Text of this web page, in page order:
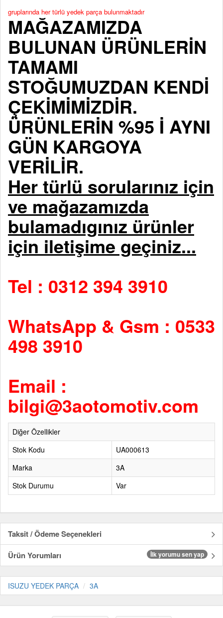
gruplarında her türlü yedek parça bulunmaktadır
MAĞAZAMIZDA
BULUNAN ÜRÜNLERİN
TAMAMI
STOĞUMUZDAN KENDİ
ÇEKİMİMİZDİR.
ÜRÜNLERİN %95 İ AYNI
GÜN KARGOYA
VERİLİR.
Her türlü sorularınız için
ve mağazamızda
bulamadıgınız ürünler
için iletişime geçiniz...
Tel : 0312 394 3910
WhatsApp & Gsm : 0533
498 3910
Email :
bilgi@3aotomotiv.com
Diğer Özellikler
Stok Kodu
UA000613
Marka
3A
Stok Durumu
Var
Taksit / Ödeme Seçenekleri
Ürün Yorumları
İlk yorumu sen yap
ISUZU YEDEK PARÇA 3A